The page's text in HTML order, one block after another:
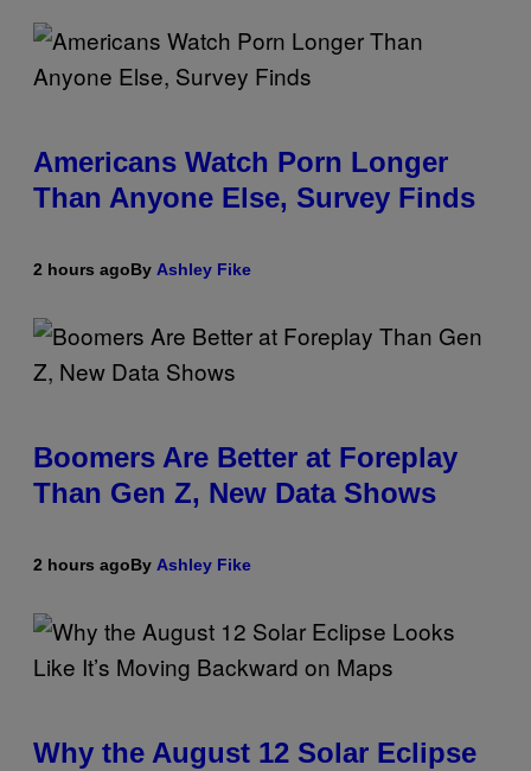
Americans Watch Porn Longer
Than Anyone Else, Survey Finds
2 hours agoBy Ashley Fike
Boomers Are Better at Foreplay
Than Gen Z, New Data Shows
2 hours agoBy Ashley Fike
Why the August 12 Solar Eclipse